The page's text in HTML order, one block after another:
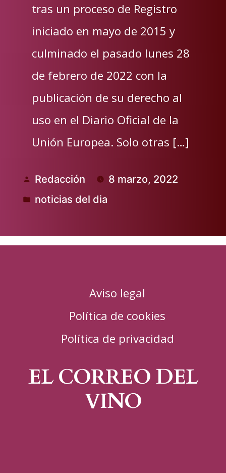
tras un proceso de Registro
iniciado en mayo de 2015 y
culminado el pasado lunes 28
de febrero de 2022 con la
publicación de su derecho al
uso en el Diario Oficial de la
Unión Europea. Solo otras […]
Publicado
por
Redacción 8 marzo, 2022
Publicado
noticias del dia
Aviso legal
Política de cookies
Política de privacidad
EL CORREO DEL
VINO